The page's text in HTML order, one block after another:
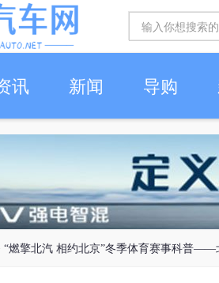
讯 新闻 导购
“燃擎北汽 相约北京”冬季体育赛事科普——